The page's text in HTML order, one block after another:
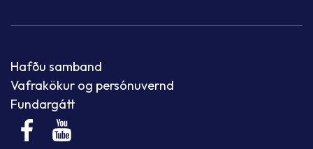
Hafðu samband
Vafrakökur og persónuvernd
Fundargátt